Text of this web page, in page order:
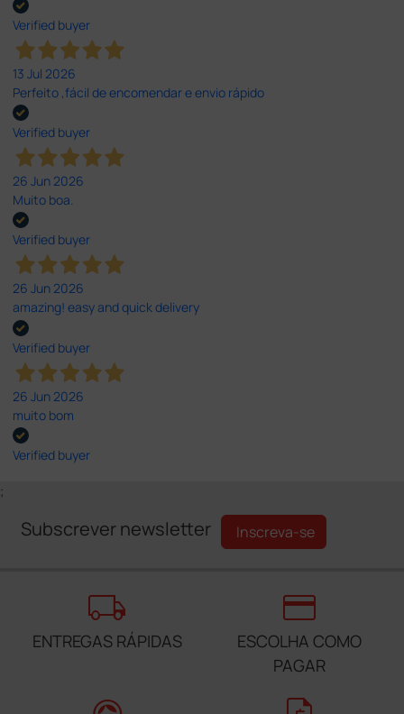
Verified buyer
13 Jul 2026
Perfeito ,fácil de encomendar e envio rápido
Verified buyer
26 Jun 2026
Muito boa.
Verified buyer
26 Jun 2026
amazing! easy and quick delivery
Verified buyer
26 Jun 2026
muito bom
Verified buyer
;
Subscrever newsletter Inscreva-se
local_shipping
ENTREGAS RÁPIDAS
credit_card
ESCOLHA COMO
PAGAR